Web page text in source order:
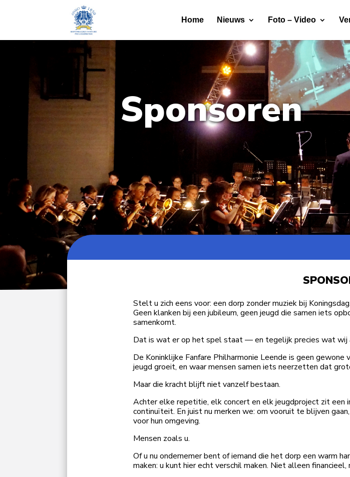
Home Nieuws Foto – Video
Sponsoren
Stelt u zich eens voor: een dorp zonder muziek bij Koningsdag.
Geen klanken bij een jubileum, geen jeugd die samen iets
samenkomt.
Dat is wat er op het spel staat — en tegelijk precies wat wij
De Koninklijke Fanfare Philharmonie Leende is geen
jeugd groeit, en waar mensen samen iets neerzetten dat
Maar die kracht blijft niet vanzelf bestaan.
Achter elke repetitie, elk concert en elk jeugdproject zit een
continuïteit. En juist nu merken we: om vooruit te blijven
voor hun omgeving.
Mensen zoals u.
Of u nu ondernemer bent of iemand die het dorp een warm
maken: u kunt hier echt verschil maken. Niet alleen